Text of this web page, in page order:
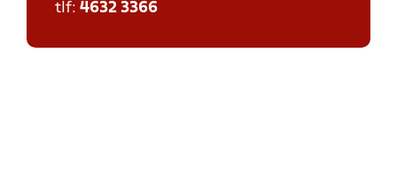
tlf: 4632 3366